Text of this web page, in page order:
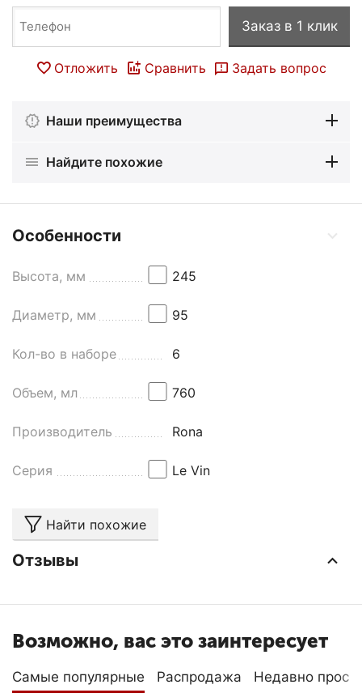
Заказ в 1 клик
Отложить Сравнить Задать вопрос
Наши преимущества
Найдите похожие
Особенности
Высота, мм 245
Диаметр, мм 95
Кол-во в наборе 6
Объем, мл 760
Производитель Rona
Серия Le Vin
Найти похожие
Отзывы
Возможно, вас это заинтересует
Самые популярные Распродажа Недавно